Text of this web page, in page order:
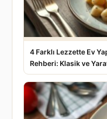
4 Farklı Lezzette Ev
Rehberi: Klasik ve